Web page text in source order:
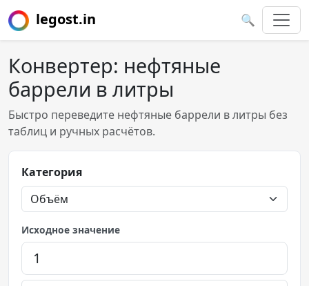
legost.in 🔍
Конвертер: нефтяные
баррели в литры
Быстро переведите нефтяные баррели в литры без
таблиц и ручных расчётов.
Категория
Исходное значение